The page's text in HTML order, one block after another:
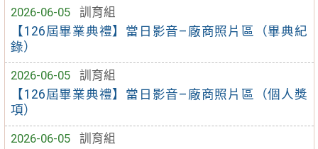
2026-06-05
訓育組
【126屆畢業典禮】當日影音–廠商照片區（畢典紀
錄）
2026-06-05
訓育組
【126屆畢業典禮】當日影音–廠商照片區（個人獎
項）
2026-06-05
訓育組